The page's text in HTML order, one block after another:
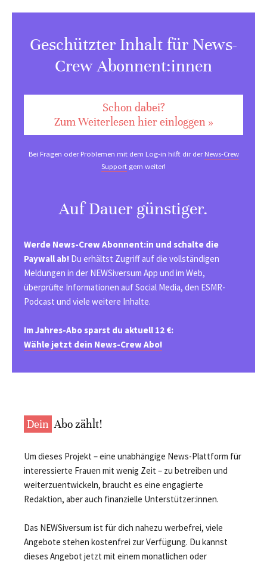
Geschützter Inhalt für News-
Crew Abonnent:innen
Schon dabei?
Zum Weiterlesen hier einloggen »
Bei Fragen oder Problemen mit dem Log-in hilft dir derNews-Crew
Support gern weiter!
Auf Dauer günstiger.
Werde News-Crew Abonnent:in und schalte die
Paywall ab! Du erhältst Zugriff auf die vollständigen
Meldungen in der NEWSiversum App und im Web,
überprüfte Informationen auf Social Media, den ESMR-
Podcast und viele weitere Inhalte.
Im Jahres-Abo sparst du aktuell 12 €:
Wähle jetzt dein News-Crew Abo!
Dein Abo zählt!
Um dieses Projekt – eine unabhängige News-Plattform für
interessierte Frauen mit wenig Zeit – zu betreiben und
weiterzuentwickeln, braucht es eine engagierte
Redaktion, aber auch finanzielle Unterstützer:innen.
Das NEWSiversum ist für dich nahezu werbefrei, viele
Angebote stehen kostenfrei zur Verfügung. Du kannst
dieses Angebot jetzt mit einem monatlichen oder